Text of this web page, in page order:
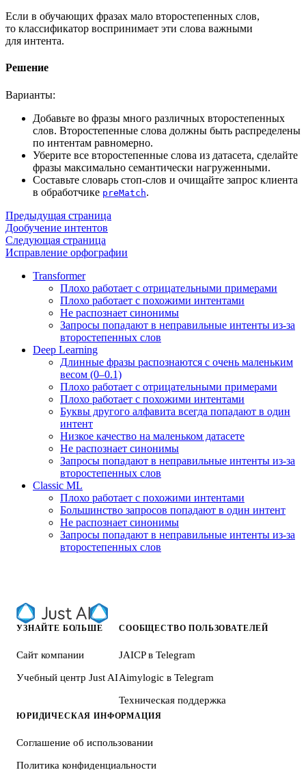
Если в обучающих фразах мало второстепенных слов,
то классификатор воспринимает эти слова важными
для интента.
Решение
Варианты:
Добавьте во фразы много различных второстепенных
слов. Второстепенные слова должны быть распределены
по интентам равномерно.
Уберите все второстепенные слова из датасета, сделайте
фразы максимально семантически нагруженными.
Составьте словарь стоп-слов и очищайте запрос клиента
в обработчике preMatch.
Предыдущая страница
Дообучение интентов
Следующая страница
Исправление орфографии
Transformer
Плохо работает с отрицательными примерами
Плохо работает с похожими интентами
Не распознает синонимы
Запросы попадают в неправильные интенты из-за
второстепенных слов
Deep Learning
Длинные фразы распознаются с очень маленьким
весом (0–0.1)
Плохо работает с отрицательными примерами
Плохо работает с похожими интентами
Буквы другого алфавита всегда попадают в один
интент
Низкое качество на маленьком датасете
Не распознает синонимы
Запросы попадают в неправильные интенты из-за
второстепенных слов
Classic ML
Плохо работает с похожими интентами
Большинство запросов попадают в один интент
Не распознает синонимы
Запросы попадают в неправильные интенты из-за
второстепенных слов
УЗНАЙТЕ БОЛЬШЕ
Сайт компании
Учебный центр Just AI
СООБЩЕСТВО ПОЛЬЗОВАТЕЛЕЙ
JAICP в Telegram
Aimylogic в Telegram
Техническая поддержка
ЮРИДИЧЕСКАЯ ИНФОРМАЦИЯ
Соглашение об использовании
Политика конфиденциальности